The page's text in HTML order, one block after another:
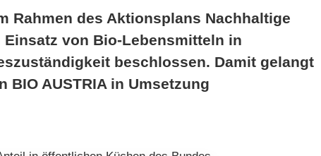
Rahmen des Aktionsplans Nachhaltige
von Bio-Lebensmitteln in
beschlossen. Damit gelangt
AUSTRIA in Umsetzung